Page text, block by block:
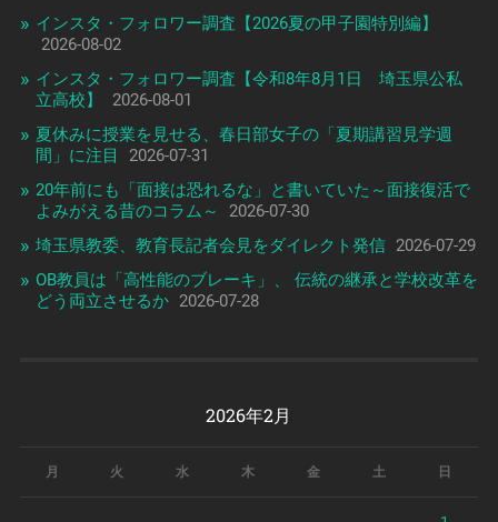
インスタ・フォロワー調査【2026夏の甲子園特別編】
2026-08-02
インスタ・フォロワー調査【令和8年8月1日 埼玉県公私
立高校】
2026-08-01
夏休みに授業を見せる、春日部女子の「夏期講習見学週
間」に注目
2026-07-31
20年前にも「面接は恐れるな」と書いていた～面接復活で
よみがえる昔のコラム～
2026-07-30
埼玉県教委、教育長記者会見をダイレクト発信 2026-07-29
OB教員は「高性能のブレーキ」、 伝統の継承と学校改革を
どう両立させるか 2026-07-28
2026年2月
月 火 水 木 金 土 日